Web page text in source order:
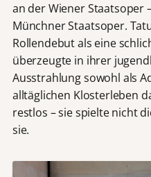
an der Wiener Staatsoper
Münchner Staatsoper.
Rollendebut als eine
überzeugte in ihrer
Ausstrahlung sowohl als
alltäglichen Klosterleben
restlos – sie spielte nicht
sie.